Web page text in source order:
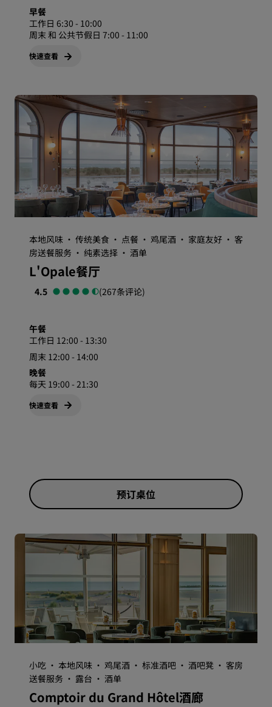
早餐
工作日 6:30 - 10:00
周末 和 公共节假日 7:00 - 11:00
快速查看
本地风味 · 传统美食 · 点餐 · 鸡尾酒 · 家庭友好 · 客
房送餐服务 · 纯素选择 · 酒单
L'Opale餐厅
4.5 (267条评论)
午餐
工作日 12:00 - 13:30
周末 12:00 - 14:00
晚餐
每天 19:00 - 21:30
快速查看
预订桌位
小吃 · 本地风味 · 鸡尾酒 · 标准酒吧 · 酒吧凳 · 客房
送餐服务 · 露台 · 酒单
Comptoir du Grand Hôtel酒廊